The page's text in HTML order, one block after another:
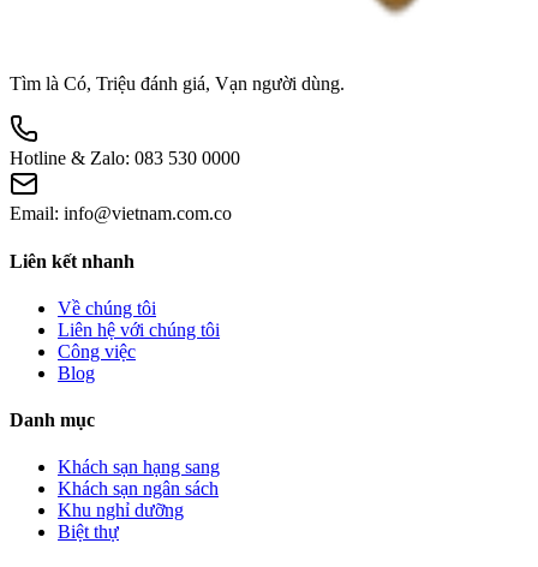
Tìm là Có, Triệu đánh giá, Vạn người dùng.
Hotline & Zalo: 083 530 0000
Email: info@vietnam.com.co
Liên kết nhanh
Về chúng tôi
Liên hệ với chúng tôi
Công việc
Blog
Danh mục
Khách sạn hạng sang
Khách sạn ngân sách
Khu nghỉ dưỡng
Biệt thự